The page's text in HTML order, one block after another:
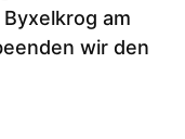
am
wir den